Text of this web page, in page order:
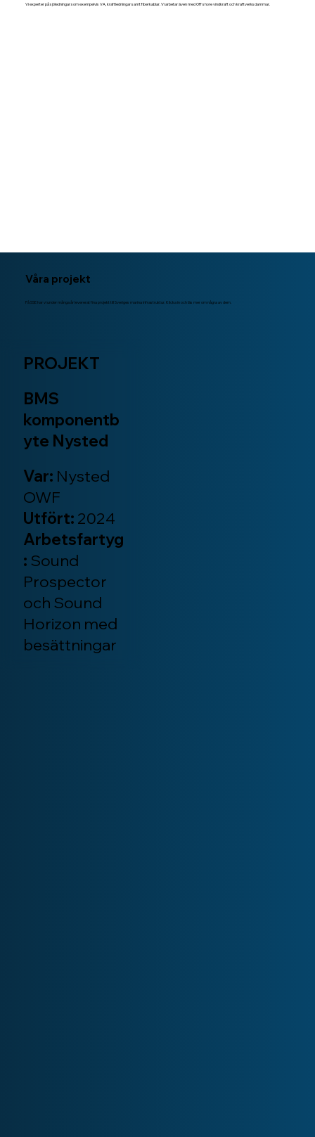
På SSE har vi under många år levererat fina projekt till Sveriges marina infrastruktur. Klicka in och läs mer om några av dem.
Våra projekt
PROJEKT
BMS
komponentb
yte Nysted
Var: Nysted
OWF
Utfört: 2024
Arbetsfartyg
: Sound
Prospector
och Sound
Horizon med
besättningar
Vi experter på sjöledningar som exempelvis VA, kraftledningar samt fiberkablar. Vi arbetar även med Off shore vindkraft och kraftverksdammar.